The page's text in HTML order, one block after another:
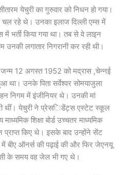
येचुरी का गुरुवार को निधन हो गया।
रहे थे। उनका इलाज दिल्ली एम्स में
भर्ती किया गया था। तब से वे लाइन
उनकी लगातार निगरानी कर रही थी।
जन्म 12 अगस्त 1952 को मद्रास ,चेन्नई
था। उनके पिता सर्वेश्वर सोमयाजुला
निगम में इंजीनियर थे। उनकी मां
थीं। येचुरी ने प्रेसिडेंट्स एस्टेट स्कूल
शिक्षा बोर्ड उच्चतर माध्यमिक
प्राप्त किए थे। इसके बाद उन्होंने सेंट
बीए ऑनर्स की पढ़ाई की और फिर जेएनयू
के समय वह जेल भी गए थे।